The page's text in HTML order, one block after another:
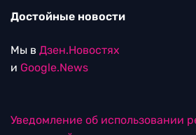
Достойные новости
Мы в Дзен.Новостях
и Google.News
Уведомление об использовании